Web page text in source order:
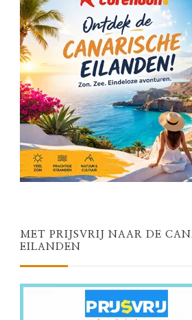
MET PRIJSVRIJ NAAR DE
EILANDEN